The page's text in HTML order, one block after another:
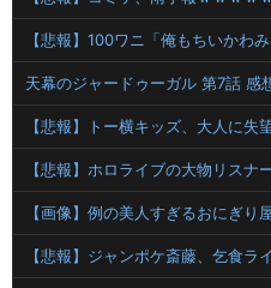
【悲報】ジャンポケ斎藤、乞食ラ